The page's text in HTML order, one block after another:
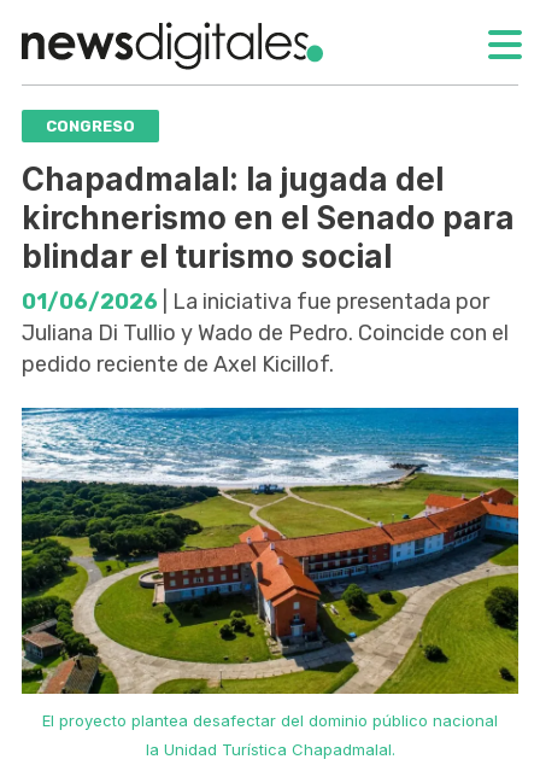
CONGRESO
Chapadmalal: la jugada del
kirchnerismo en el Senado para
blindar el turismo social
01/06/2026 | La iniciativa fue presentada por
Juliana Di Tullio y Wado de Pedro. Coincide con el
pedido reciente de Axel Kicillof.
El proyecto plantea desafectar del dominio público nacional
la Unidad Turística Chapadmalal.